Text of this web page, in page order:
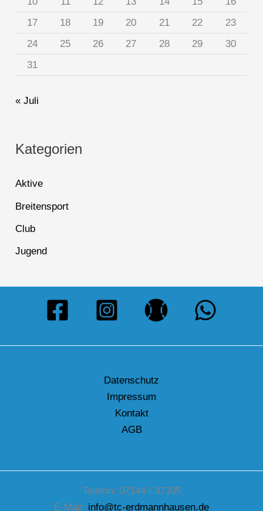
17
18 19 20 21 22
23
24
25 26 27 28 29
30
31
« Juli
Kategorien
Aktive
Breitensport
Club
Jugend
Datenschutz
Impressum
Kontakt
AGB
Telefon: 07144 / 37305
E-Mail: info@tc-erdmannhausen.de